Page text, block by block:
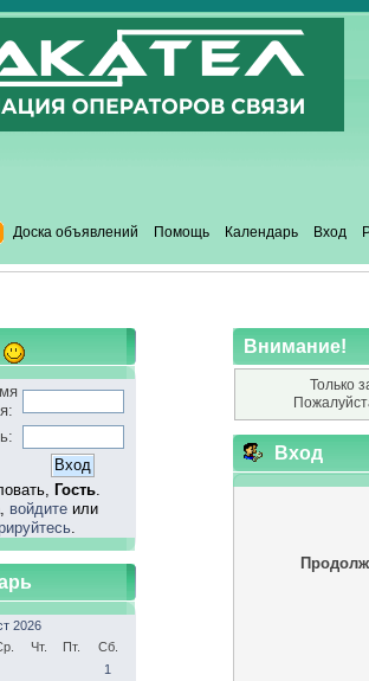
Доска объявлений Помощь Календарь Вход
Гость.
войдите или
.
2026
Чт. Пт.
Сб.
1
Внимание!
Только
Вход